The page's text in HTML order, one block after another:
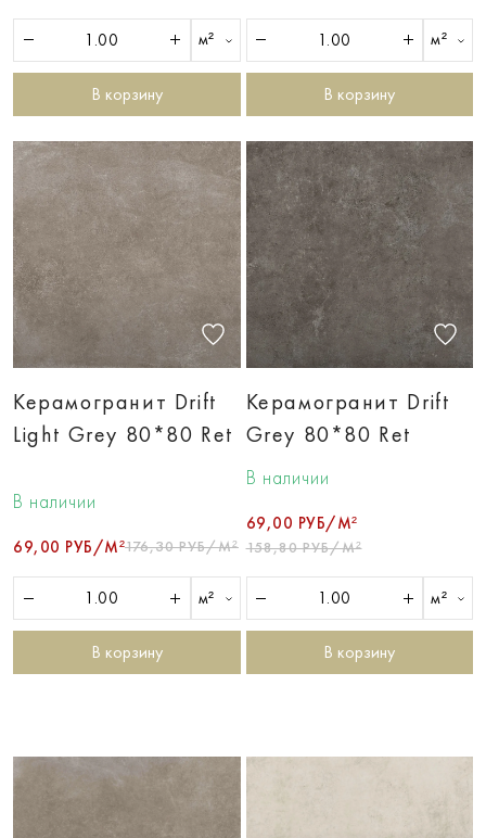
м²
В корзину
м²
В корзину
Керамогранит Drift
Light Grey 80*80 Ret
В наличии
69,00 РУБ/М²176,30 РУБ/М²
м²
В корзину
Керамогранит Drift
Grey 80*80 Ret
В наличии
69,00 РУБ/М²
158,80 РУБ/М²
м²
В корзину